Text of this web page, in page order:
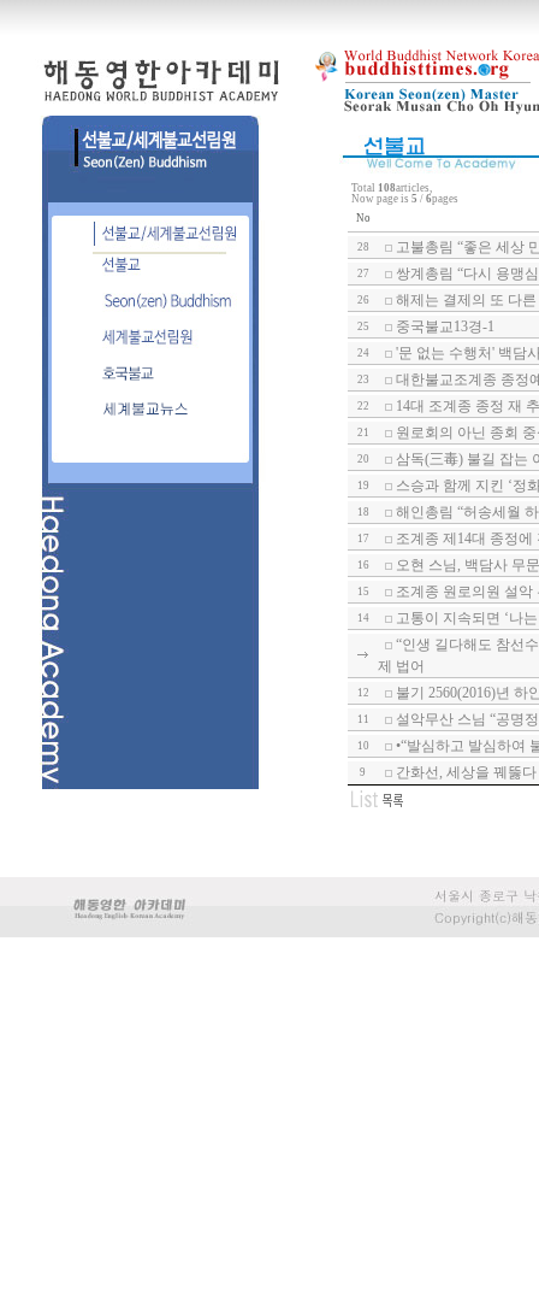
Total 108articles,
Now page is 5 / 6pages
No
28 고불총림 “좋은 세상
27 쌍계총림 “다시 용맹
26 해제는 결제의 또 다
25 중국불교13경-1
24 '문 없는 수행처' 백담
23 대한불교조계종 종정
22 14대 조계종 종정 재
21 원로회의 아닌 종회
20 삼독(三毒) 불길 잡는
19 스승과 함께 지킨 ‘정
18 해인총림 “허송세월
17 조계종 제14대 종정에
16 오현 스님, 백담사 무
15 조계종 원로의원 설악
14
고통이 지속되면 ‘나
“인생 길다해도 참선
제 법어
12 불기 2560(2016)년 하
11 설악무산 스님 “공명
10 •“발심하고 발심하여
9 간화선, 세상을 꿰뚫다